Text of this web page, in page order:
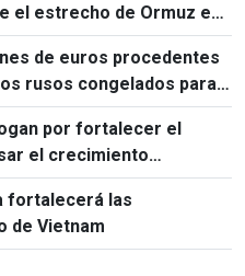
el estrecho de Ormuz en
de euros procedentes
rusos congelados para
por fortalecer el
el crecimiento
fortalecerá las
de Vietnam